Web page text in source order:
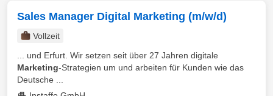
Sales Manager Digital Marketing (m/w/d)
Vollzeit
... und Erfurt. Wir setzen seit über 27 Jahren digitale
Marketing-Strategien um und arbeiten für Kunden wie das
Deutsche ...